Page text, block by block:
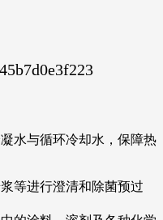
水与循环冷却水，保障热
等进行澄清和除菌预过